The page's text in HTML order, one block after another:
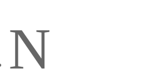
N